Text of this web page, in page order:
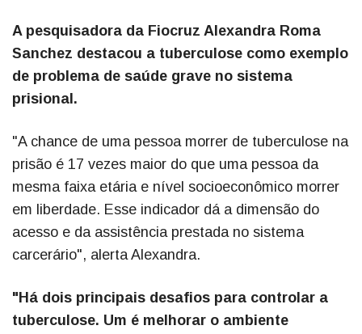
A pesquisadora da Fiocruz Alexandra Roma
Sanchez destacou a tuberculose como exemplo
de problema de saúde grave no sistema
prisional.
"A chance de uma pessoa morrer de tuberculose na
prisão é 17 vezes maior do que uma pessoa da
mesma faixa etária e nível socioeconômico morrer
em liberdade. Esse indicador dá a dimensão do
acesso e da assistência prestada no sistema
carcerário", alerta Alexandra.
"Há dois principais desafios para controlar a
tuberculose. Um é melhorar o ambiente